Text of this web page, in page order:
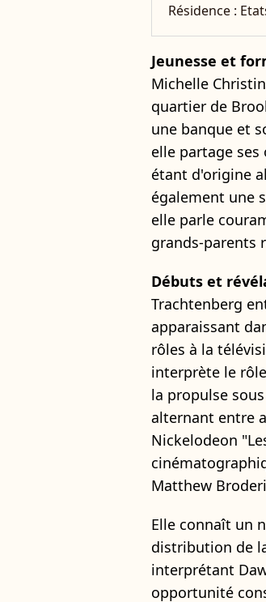
Résidence :
Jeunesse et
Michelle
quartier de
une banque et
elle partage
étant d'origine
également une
elle parle
grands-parents
Débuts et
Trachtenberg
apparaissant
rôles à la
interprète le
la propulse
alternant entre
Nickelodeon
Matthew
Elle connaît un
distribution de
interprétant
opportunité